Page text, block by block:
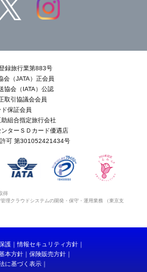
録旅行業第883号
会（JATA）正会員
協会（IATA）公認
取引協議会会員
ド保証会員
組合指定旅行会社
ターＳＤカード優遇店
可 第301052421434号
得
理クラウドシステムの開発・保守・運用業務 （東京支
護
情報セキュリティ方針
本方針
保険販売方針
に基づく表示